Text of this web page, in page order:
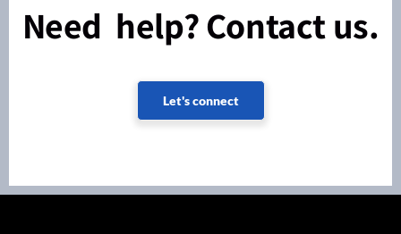
Need help? Contact us.
Let's connect